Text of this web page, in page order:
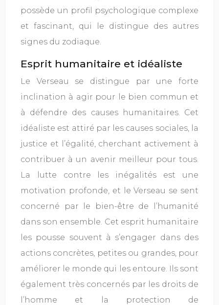
possède un profil psychologique complexe
et fascinant, qui le distingue des autres
signes du zodiaque.
Esprit humanitaire et idéaliste
Le Verseau se distingue par une forte
inclination à agir pour le bien commun et
à défendre des causes humanitaires. Cet
idéaliste est attiré par les causes sociales, la
justice et l’égalité, cherchant activement à
contribuer à un avenir meilleur pour tous.
La lutte contre les inégalités est une
motivation profonde, et le Verseau se sent
concerné par le bien-être de l’humanité
dans son ensemble. Cet esprit humanitaire
les pousse souvent à s’engager dans des
actions concrètes, petites ou grandes, pour
améliorer le monde qui les entoure. Ils sont
également très concernés par les droits de
l’homme et la protection de